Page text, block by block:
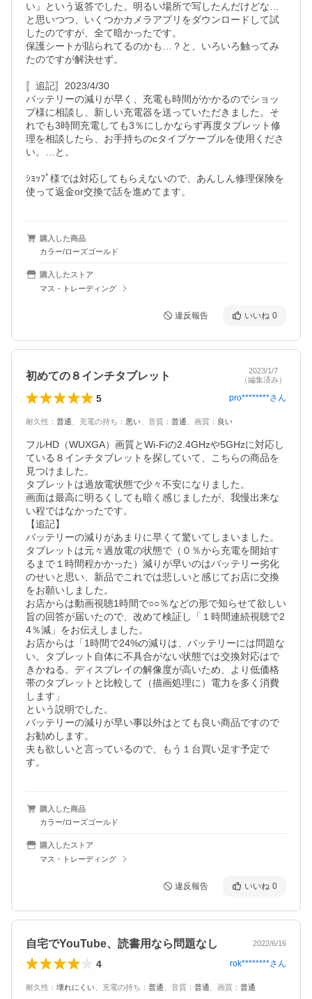
い』という返答でした。明るい場所で写したんだけどな…
と思いつつ、いくつかカメラアプリをダウンロードして試
したのですが、全て暗かったです。
保護シートが貼られてるのかも…？と、いろいろ触ってみ
たのですが解決せず。
〚追記〛2023/4/30
バッテリーの減りが早く、充電も時間がかかるのでショッ
プ様に相談し、新しい充電器を送っていただきました。そ
れでも3時間充電しても3％にしかならず再度タブレット修
理を相談したら、お手持ちのcタイプケーブルを使用くださ
い。…と。
ｼｮｯﾌﾟ様では対応してもらえないので、あんしん修理保険を
使って返金or交換で話を進めてます。
購入した商品
カラー/ローズゴールド
購入したストア
マス・トレーディング
違反報告 いいね 0
初めての８インチタブレット
2023/1/7
（編集済み）
5 pro********さん
耐久性 ： 普通 充電の持ち ： 悪い 音質 ： 普通 画質 ： 良い
フルHD（WUXGA）画質とWi-Fiの2.4GHzや5GHzに対応し
ている８インチタブレットを探していて、こちらの商品を
見つけました。
タブレットは過放電状態で少々不安になりました。
画面は最高に明るくしても暗く感じましたが、我慢出来な
い程ではなかったです。
【追記】
バッテリーの減りがあまりに早くて驚いてしまいました。
タブレットは元々過放電の状態で（０％から充電を開始す
るまで１時間程かかった）減りが早いのはバッテリー劣化
のせいと思い、新品でこれでは悲しいと感じてお店に交換
をお願いしました。
お店からは動画視聴1時間で○○％などの形で知らせて欲しい
旨の回答が届いたので、改めて検証し「１時間連続視聴で2
4％減」をお伝えしました。
お店からは「1時間で24%の減りは、バッテリーには問題な
い。タブレット自体に不具合がない状態では交換対応はで
きかねる。ディスプレイの解像度が高いため、より低価格
帯のタブレットと比較して（描画処理に）電力を多く消費
します」
という説明でした。
バッテリーの減りが早い事以外はとても良い商品ですので
お勧めします。
夫も欲しいと言っているので、もう１台買い足す予定で
す。
購入した商品
カラー/ローズゴールド
購入したストア
マス・トレーディング
違反報告 いいね 0
自宅でYouTube、読書用なら問題なし 2022/6/16
4 rok********さん
耐久性 ： 壊れにくい 充電の持ち ： 普通 音質 ： 普通 画質 ： 普通